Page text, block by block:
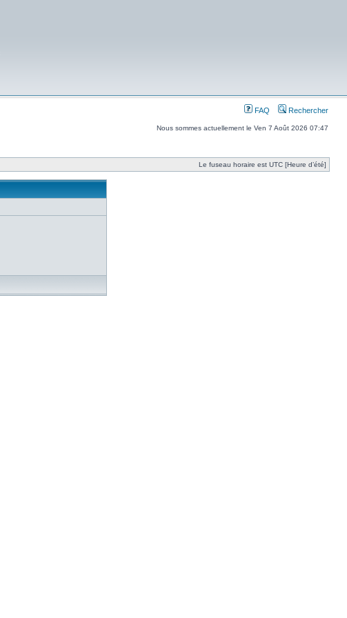
FAQ Rechercher
Nous sommes actuellement le Ven 7 Août 2026 07:47
Le fuseau horaire est UTC [Heure d’été]